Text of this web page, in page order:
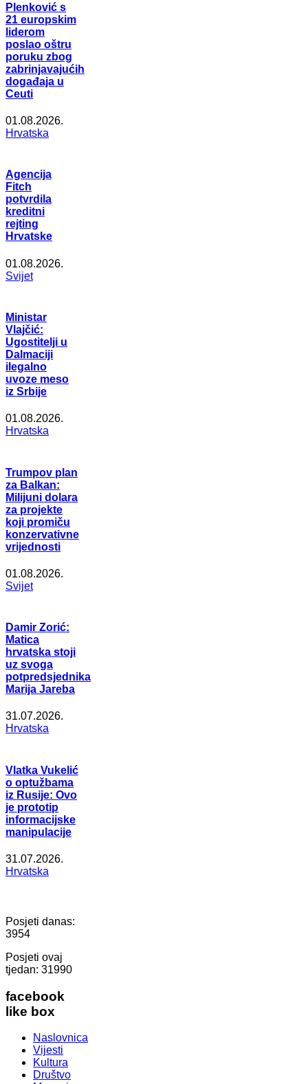
Plenković s
21 europskim
liderom
poslao oštru
poruku zbog
zabrinjavajućih
događaja u
Ceuti
01.08.2026.
Hrvatska
Agencija
Fitch
potvrdila
kreditni
rejting
Hrvatske
01.08.2026.
Svijet
Ministar
Vlajčić:
Ugostitelji u
Dalmaciji
ilegalno
uvoze meso
iz Srbije
01.08.2026.
Hrvatska
Trumpov plan
za Balkan:
Milijuni dolara
za projekte
koji promiču
konzervativne
vrijednosti
01.08.2026.
Svijet
Damir Zorić:
Matica
hrvatska stoji
uz svoga
potpredsjednika
Marija Jareba
31.07.2026.
Hrvatska
Vlatka Vukelić
o optužbama
iz Rusije: Ovo
je prototip
informacijske
manipulacije
31.07.2026.
Hrvatska
Posjeti danas:
3954
Posjeti ovaj
tjedan: 31990
facebook
like box
Naslovnica
Vijesti
Kultura
Društvo